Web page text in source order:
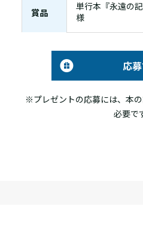
賞品
単行本『永遠の
様
応
※プレゼントの応募には、本
必要で